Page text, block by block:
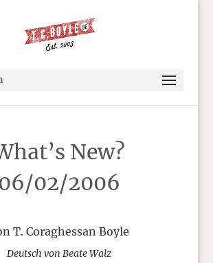
New?
06/02/2006
T. Coraghessan Boyle
Deutsch von Beate Walz